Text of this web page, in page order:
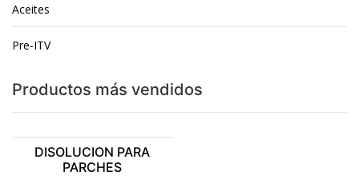
Aceites
Pre-ITV
Productos más vendidos
DISOLUCION PARA
PARCHES